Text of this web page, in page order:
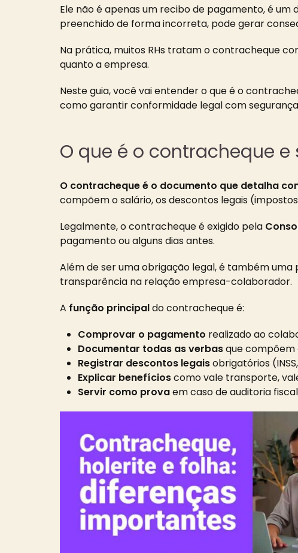
Ele não é apenas um recibo de pagamento, é
preenchido de forma incorreta, pode gerar
Na prática, muitos RHs tratam o contracheque
quanto a empresa.
Neste guia, você vai entender o que é o
como garantir conformidade legal com
O que é o contracheque
O contracheque é o documento que detalha
compõem o salário, os descontos legais
Legalmente, o contracheque é exigido pela
pagamento ou alguns dias antes.
Além de ser uma obrigação legal, é também
transparência na relação empresa-colaborador.
A função principaldo contracheque é:
Comprovar o pagamento realizado ao
Documentar todas as verbasque compõem
Registrar descontos legaisobrigatórios (INSS,
Explicar benefícioscomo vale transporte,
Servir como provaem caso de auditoria